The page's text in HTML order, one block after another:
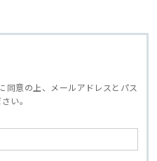
同意の上、
メールアドレスとパス
い。